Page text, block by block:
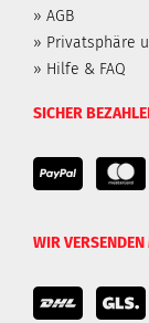
» AGB
» Privatsphäre
» Hilfe & FAQ
SICHER
WIR